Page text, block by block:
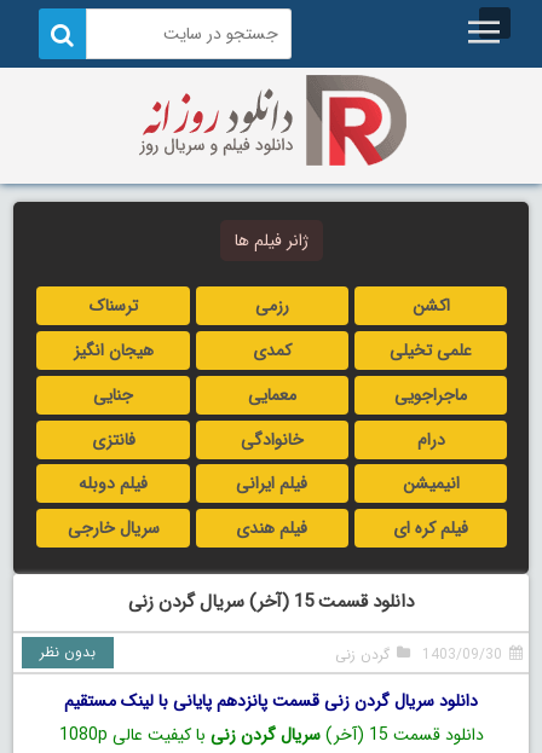
ژانر فیلم ها
اکشن رزمی
ترسناک
علمی تخیلی
کمدی
هیجان انگیز
ماجراجویی
معمایی
جنایی
درام
خانوادگی
فانتزی
انیمیشن
فیلم ایرانی
فیلم دوبله
فیلم کره ای
فیلم هندی سریال خارجی
دانلود قسمت 15 (آخر) سریال گردن زنی
1403/09/30 گردن زنی بدون نظر
دانلود سریال گردن زنی قسمت پانزدهم پایانی با لینک مستقیم
دانلود قسمت 15 (آخر)
سریال گردن زنی با کیفیت عالی 1080p